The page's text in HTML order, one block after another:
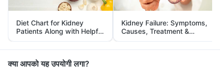
Diet Chart for Kidney
Patients Along with Helpful
Tips
Kidney Failure: Symptoms,
Causes, Treatment &
Prevention
क्या आपको यह उपयोगी लगा?